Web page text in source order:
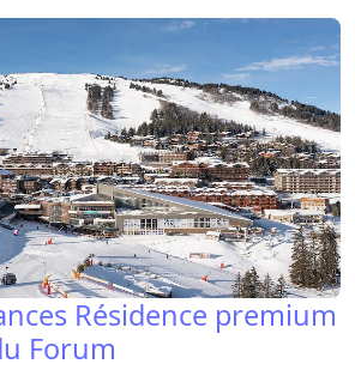
Résidence premium
Forum